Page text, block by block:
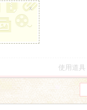
x
使用道具